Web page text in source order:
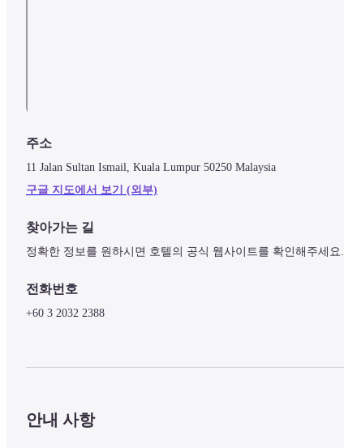
주소
11 Jalan Sultan Ismail, Kuala Lumpur 50250 Malaysia
구글 지도에서 보기 (외부)
찾아가는 길
정확한 정보를 원하시면 호텔의 공식 웹사이트를 확인해주세요.
전화번호
+60 3 2032 2388
안내 사항